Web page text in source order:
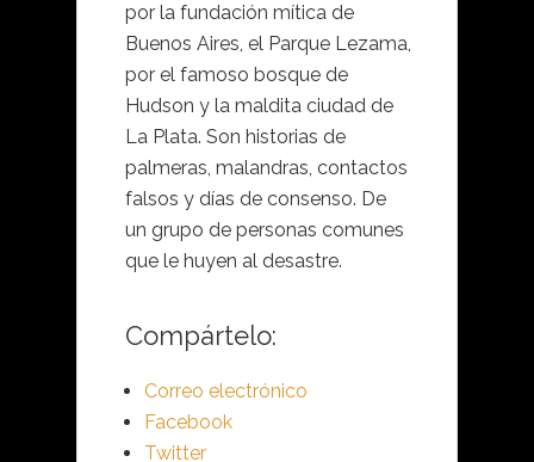
por la fundación mítica de
Buenos Aires, el Parque Lezama,
por el famoso bosque de
Hudson y la maldita ciudad de
La Plata. Son historias de
palmeras, malandras, contactos
falsos y días de consenso. De
un grupo de personas comunes
que le huyen al desastre.
Compártelo:
Correo electrónico
Facebook
Twitter